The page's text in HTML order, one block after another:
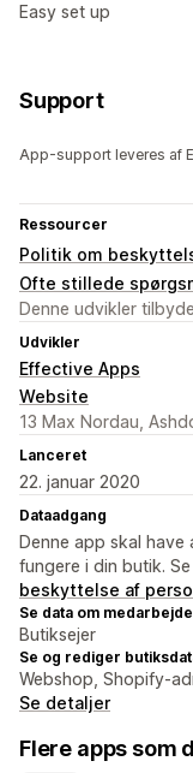
Easy set up
Support
App-support leveres af
Ressourcer
Politik om
Ofte stillede
Denne udvikler
Udvikler
Effective Apps
Website
13 Max Nordau,
Lanceret
22. januar 2020
Dataadgang
Denne app skal
fungere i din butik.
beskyttelse af
Se data om
Butiksejer
Se og rediger
Webshop, Shopify-
Se detaljer
Flere apps som